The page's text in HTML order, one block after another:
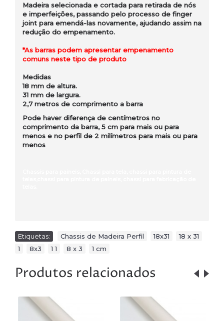
Madeira selecionada e cortada para retirada de nós
e imperfeições, passando pelo processo de finger
joint para emendá-las novamente, ajudando assim na
redução do empenamento.
*As barras podem apresentar empenamento
comuns neste tipo de produto
Medidas
18 mm de altura.
31 mm de largura.
2,7 metros de comprimento a barra
Pode haver diferença de centímetros no
comprimento da barra, 5 cm para mais ou para
menos e no perfil de 2 milímetros para mais ou para
menos
Etiquetas: Chassis de Madeira Perfil 18x31 18 x 31
1
8x3 1 1 8 x 3 1 cm
Produtos relacionados